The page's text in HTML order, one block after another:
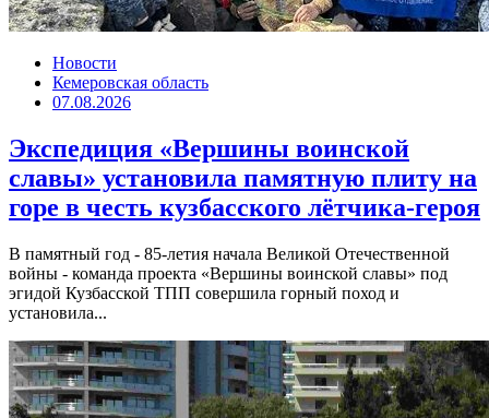
Новости
Кемеровская область
07.08.2026
Экспедиция «Вершины воинской
славы» установила памятную плиту на
горе в честь кузбасского лётчика-героя
В памятный год - 85-летия начала Великой Отечественной
войны - команда проекта «Вершины воинской славы» под
эгидой Кузбасской ТПП совершила горный поход и
установила...